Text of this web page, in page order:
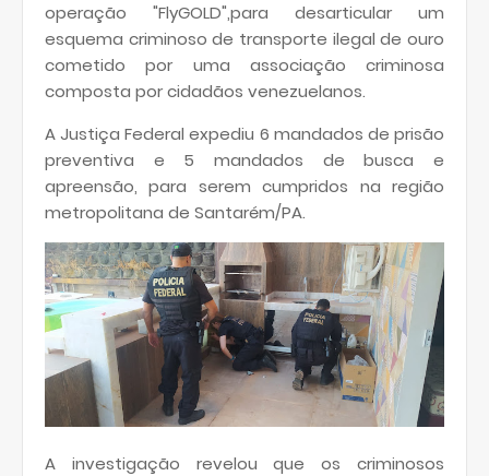
operação "FlyGOLD",para desarticular um
esquema criminoso de transporte ilegal de ouro
cometido por uma associação criminosa
composta por cidadãos venezuelanos.
A Justiça Federal expediu 6 mandados de prisão
preventiva e 5 mandados de busca e
apreensão, para serem cumpridos na região
metropolitana de Santarém/PA.
A investigação revelou que os criminosos